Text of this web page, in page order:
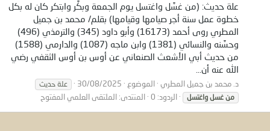
علة حديث: (من غسَّل واغتسل يوم الجمعة وبكَّر وابتكر كان له بكل
خطوة عمل سنة أجر صيامها وقيامها) بقلم/ محمد بن جميل
المطري روى أحمد (16173) وأبو داود (345) والترمذي (496)
وحسَّنه والنسائي (1381) وابن ماجه (1087) والدارمي (1588)
من حديث أبي الأشعث الصنعاني عن أوس بن أوس الثقفي رضي
الله عنه أن...
د. محمد بن جميل المطري الموضوع 30/08/2025
علة حديث
من غسل واغتسل الردود: 0 المنتدى: الملتقى العلمي المفتوح